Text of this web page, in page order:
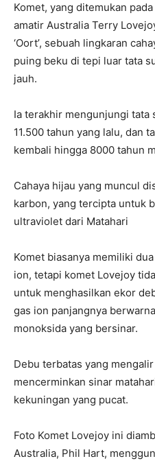
Komet, yang ditemukan
amatir Australia Terry
‘Oort’, sebuah lingkaran
puing beku di tepi luar tata
jauh.
Ia terakhir mengunjungi tata
11.500 tahun yang lalu, dan
kembali hingga 8000 tahun
Cahaya hijau yang muncul
karbon, yang tercipta untuk
ultraviolet dari Matahari
Komet biasanya memiliki
ion, tetapi komet Lovejoy
untuk menghasilkan ekor
gas ion panjangnya
monoksida yang bersinar.
Debu terbatas yang
mencerminkan sinar
kekuningan yang pucat.
Foto Komet Lovejoy ini
Australia, Phil Hart,